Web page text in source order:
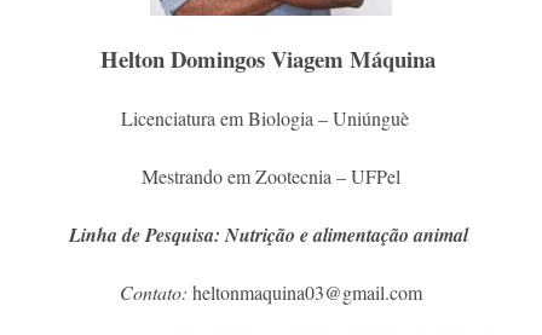
Helton Domingos Viagem Máquina
Licenciatura em Biologia – Uniúnguè
Mestrando em Zootecnia – UFPel
Linha de Pesquisa: Nutrição e alimentação animal
Contato: heltonmaquina03@gmail.com